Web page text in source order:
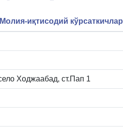
Молия-иқтисодий кўрсаткичлар
Ходжаабад, ст.Пап 1